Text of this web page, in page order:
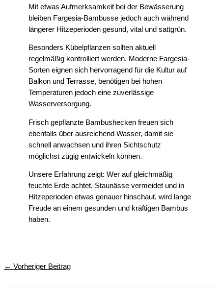
Mit etwas Aufmerksamkeit bei der Bewässerung
bleiben Fargesia-Bambusse jedoch auch während
längerer Hitzeperioden gesund, vital und sattgrün.
Besonders Kübelpflanzen sollten aktuell
regelmäßig kontrolliert werden. Moderne Fargesia-
Sorten eignen sich hervorragend für die Kultur auf
Balkon und Terrasse, benötigen bei hohen
Temperaturen jedoch eine zuverlässige
Wasserversorgung.
Frisch gepflanzte Bambushecken freuen sich
ebenfalls über ausreichend Wasser, damit sie
schnell anwachsen und ihren Sichtschutz
möglichst zügig entwickeln können.
Unsere Erfahrung zeigt: Wer auf gleichmäßig
feuchte Erde achtet, Staunässe vermeidet und in
Hitzeperioden etwas genauer hinschaut, wird lange
Freude an einem gesunden und kräftigen Bambus
haben.
← Vorheriger Beitrag